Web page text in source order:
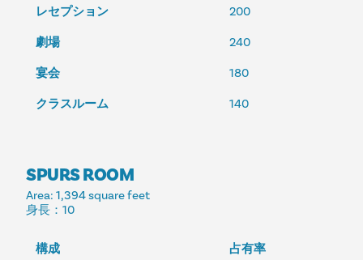
レセプション
200
劇場
240
宴会
180
クラスルーム
140
SPURS ROOM
Area: 1,394 square feet
身長 ：10
構成
占有率